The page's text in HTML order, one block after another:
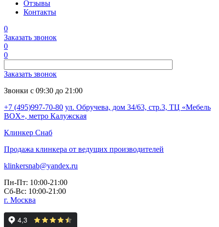
Отзывы
Контакты
0
Заказать звонок
0
0
Заказать звонок
Звонки с 09:30 до 21:00
+7 (495)997-70-80 ул. Обручева, дом 34/63, стр.3, ТЦ «Мебель
BOX», метро Калужская
Клинкер Снаб
Продажа клинкера от ведущих производителей
klinkersnab@yandex.ru
Пн-Пт: 10:00-21:00
Сб-Вс: 10:00-21:00
г. Москва